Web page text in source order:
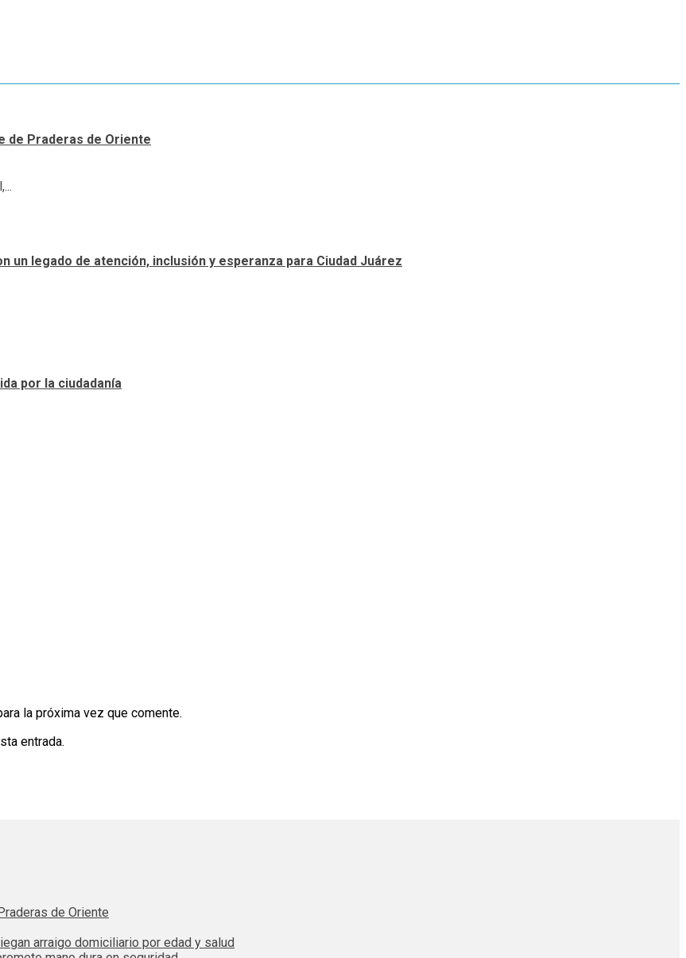
de Praderas de Oriente
un legado de atención, inclusión y esperanza para Ciudad Juárez
por la ciudadanía
la próxima vez que comente.
entrada.
de Oriente
arraigo domiciliario por edad y salud